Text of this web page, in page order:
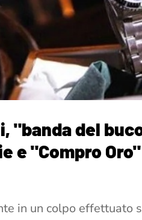
"banda del
e "Compro Oro"
in un colpo effettuato